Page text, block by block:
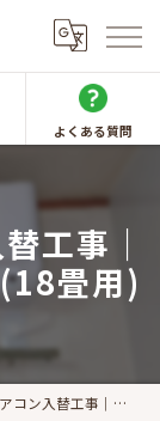
よくある質問
工事｜
畳用)
ダイキンS56ZTFXP-W(18畳用)